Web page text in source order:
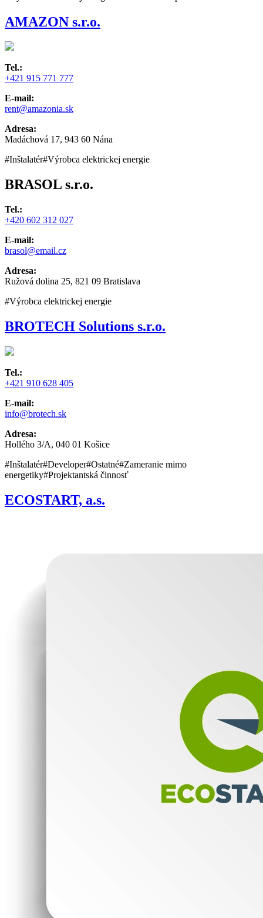
AMAZON s.r.o.
Tel.:
+421 915 771 777
E-mail:
rent@amazonia.sk
Adresa:
Madáchová 17, 943 60 Nána
#Inštalatér#Výrobca elektrickej energie
BRASOL s.r.o.
Tel.:
+420 602 312 027
E-mail:
brasol@email.cz
Adresa:
Ružová dolina 25, 821 09 Bratislava
#Výrobca elektrickej energie
BROTECH Solutions s.r.o.
Tel.:
+421 910 628 405
E-mail:
info@brotech.sk
Adresa:
Hollého 3/A, 040 01 Košice
#Inštalatér#Developer#Ostatné#Zameranie mimo
energetiky#Projektantská činnosť
ECOSTART, a.s.